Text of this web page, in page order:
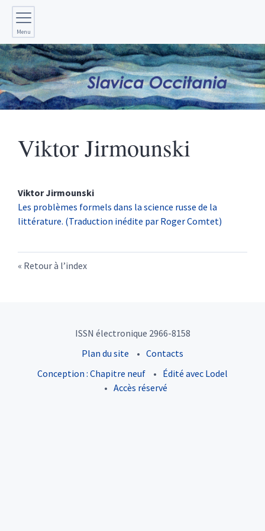
Menu
ViktorJirmounski
ViktorJirmounski
Les problèmes formels dans la science russe de la
littérature. (Traduction inédite par Roger Comtet)
Retour à l’index
ISSN électronique 2966-8158
Plan du site
Contacts
Conception : Chapitre neuf
Édité avec Lodel
Accès réservé